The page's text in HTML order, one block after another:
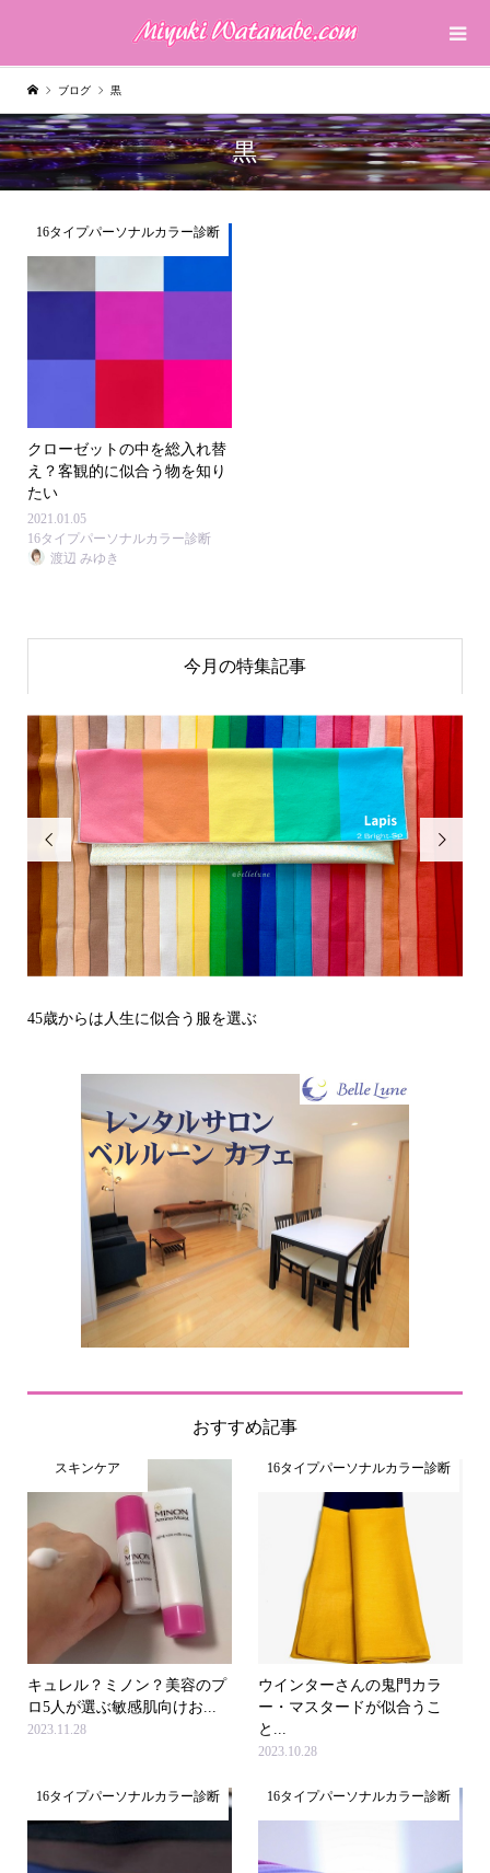
ブログ 黒
黒
16タイプパーソナルカラー診断
クローゼットの中を総入れ替
え？客観的に似合う物を知り
たい
2021.01.05
16タイプパーソナルカラー診断
渡辺 みゆき
今月の特集記事

その立場で信頼される見た目にするには？〜予

おすすめ記事
スキンケア
キュレル？ミノン？美容のプ
ロ5人が選ぶ敏感肌向けお...
2023.11.28
16タイプパーソナルカラー診断
ウインターさんの鬼門カラ
ー・マスタードが似合うこ
と...
2023.10.28
16タイプパーソナルカラー診断 16タイプパーソナルカラー診断